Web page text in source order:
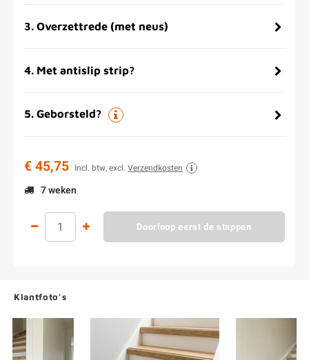
3. Overzettrede (met neus)
4. Met antislip strip?
5. Geborsteld?
€ 45,75 Incl. btw, excl. Verzendkosten
7 weken
Doorloop eerst de stappen
Klantfoto's